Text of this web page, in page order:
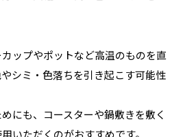
ップやポットなど高温のものを直
シミ・色落ちを引き起こす可能性
にも、コースターや鍋敷きを敷く
いただくのがおすすめです。